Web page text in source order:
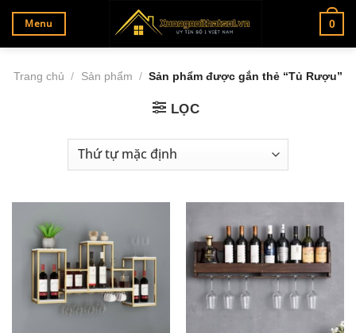
Bỏ
qua
nội
dung
Menu 0
Trang chủ / Sản phẩm / Sản phẩm được gắn thẻ “Tủ Rượu”
LỌC